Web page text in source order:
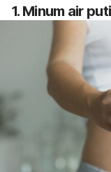
1. Minum air